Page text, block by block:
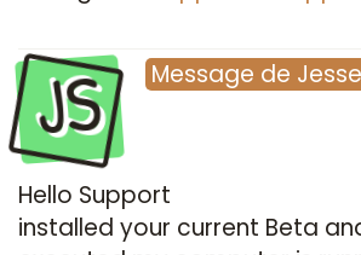
JS Message de
Hello Support
installed your current Beta